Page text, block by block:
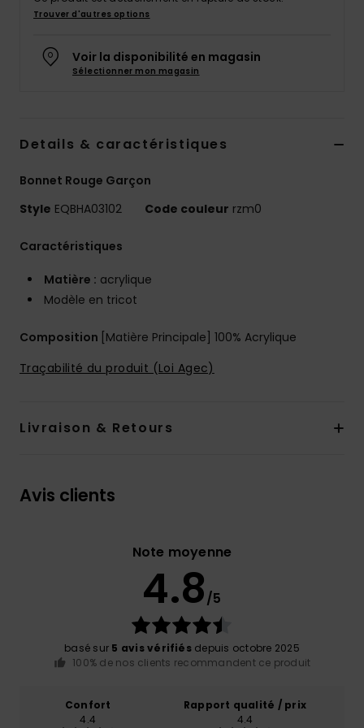
Trouver d'autres options
Voir la disponibilité en magasin
Sélectionner mon magasin
Details & caractéristiques
Bonnet Rouge Garçon
Style EQBHA03102 Code couleur rzm0
Caractéristiques
Matière : acrylique
Modèle en tricot
Composition [Matière Principale] 100% Acrylique
Traçabilité du produit (Loi Agec)
Livraison & Retours
Avis clients
Note moyenne
4.8/5
basé sur 5 avis vérifiésdepuis octobre 2025
100% de nos clients recommandent ce produit
Confort
4.4
Rapport qualité / prix
4.4